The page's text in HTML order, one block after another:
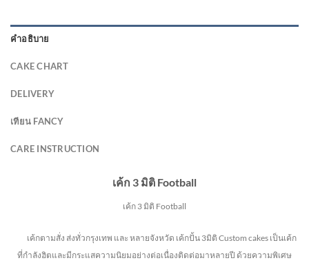
คำอธิบาย
CAKE CHART
DELIVERY
เทียน FANCY
CARE INSTRUCTION
เค้ก 3 มิติ Football
เค้ก 3 มิติ Football
เค้กตามสั่ง ส่งทั่วกรุงเทพ และ หลายจังหวัด เค้กปั้น 3มิติ Custom cakes เป็นเค้ก
ที่กำลังฮิตและมีกระแสความนิยมอย่างต่อเนื่องติดต่อมาหลายปี ด้วยความพิเศษ